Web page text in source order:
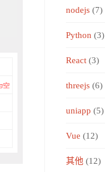
nodejs (7)
Python (3)
React (3)
threejs (6)
uniapp (5)
Vue (12)
其他 (12)